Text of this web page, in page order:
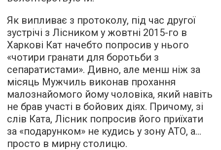
Як випливає з протоколу, під час другої
зустрічі з Лісником у жовтні 2015-го в
Харкові Кат начебто попросив у нього
«чотири гранати для боротьби з
сепаратистами». Дивно, але менш ніж за
місяць Мужчиль виконав прохання
малознайомого йому чоловіка, який навіть
не брав участі в бойових діях. Причому, зі
слів Ката, Лісник попросив його приїхати
за «подарунком» не кудись у зону АТО, а...
просто в мирну столицю.